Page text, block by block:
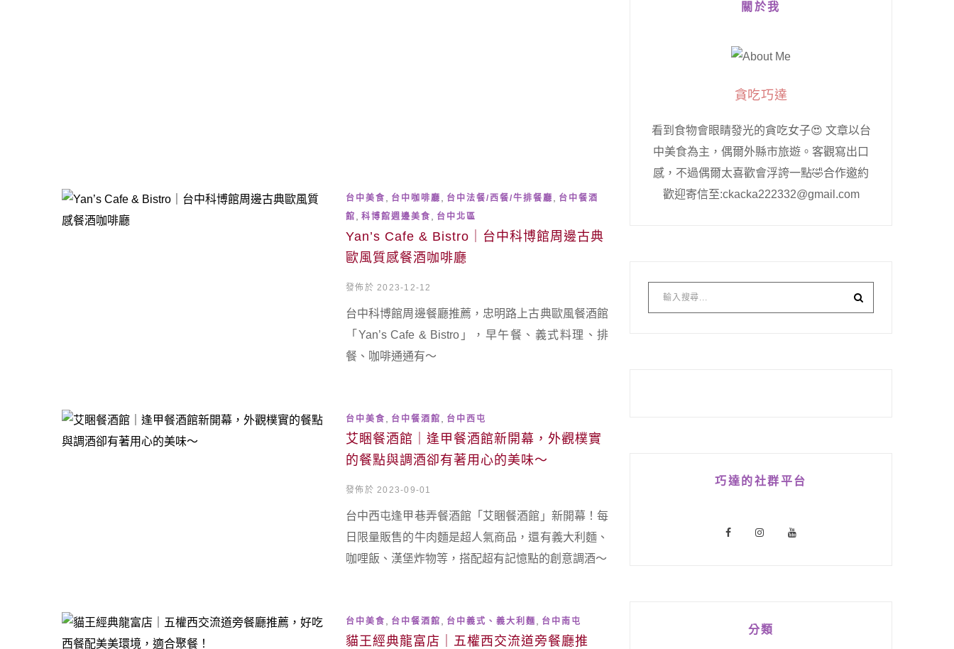
台中美食 台中咖啡廳 台中法餐/西餐/牛排餐廳
台中餐酒
館
科博館週邊美食 台中北區
Yan’s Cafe & Bistro｜台中科博館周邊古典
歐風質感餐酒咖啡廳
發佈於 2023-12-12
台中科博館周邊餐廳推薦，忠明路上古典歐風餐酒館
「Yan’s Cafe & Bistro」，早午餐、義式料理、排
餐、咖啡通通有～
台中美食 台中餐酒館 台中西屯
艾睏餐酒館｜逢甲餐酒館新開幕，外觀樸實
的餐點與調酒卻有著用心的美味～
發佈於 2023-09-01
台中西屯逢甲巷弄餐酒館「艾睏餐酒館」新開幕！每
日限量販售的牛肉麵是超人氣商品，還有義大利麵、
咖哩飯、漢堡炸物等，搭配超有記憶點的創意調酒～
台中美食 台中餐酒館 台中義式、義大利麵 台中南屯
貓王經典龍富店｜五權西交流道旁餐廳推
關於我
貪吃巧達
看到食物會眼睛發光的貪吃女子😍 文章以台
中美食為主，偶爾外縣市旅遊。客觀寫出口
感，不過偶爾太喜歡會浮誇一點🤣合作邀約
歡迎寄信至:ckacka222332@gmail.com
巧達的社群平台
分類